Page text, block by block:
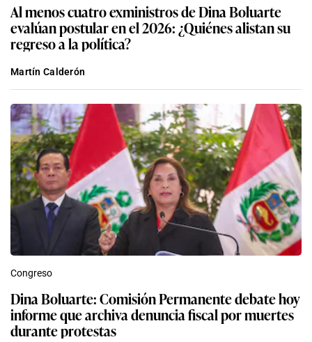
Al menos cuatro exministros de Dina Boluarte
evalúan postular en el 2026: ¿Quiénes alistan su
regreso a la política?
Martín Calderón
Congreso
Dina Boluarte: Comisión Permanente debate hoy
informe que archiva denuncia fiscal por muertes
durante protestas